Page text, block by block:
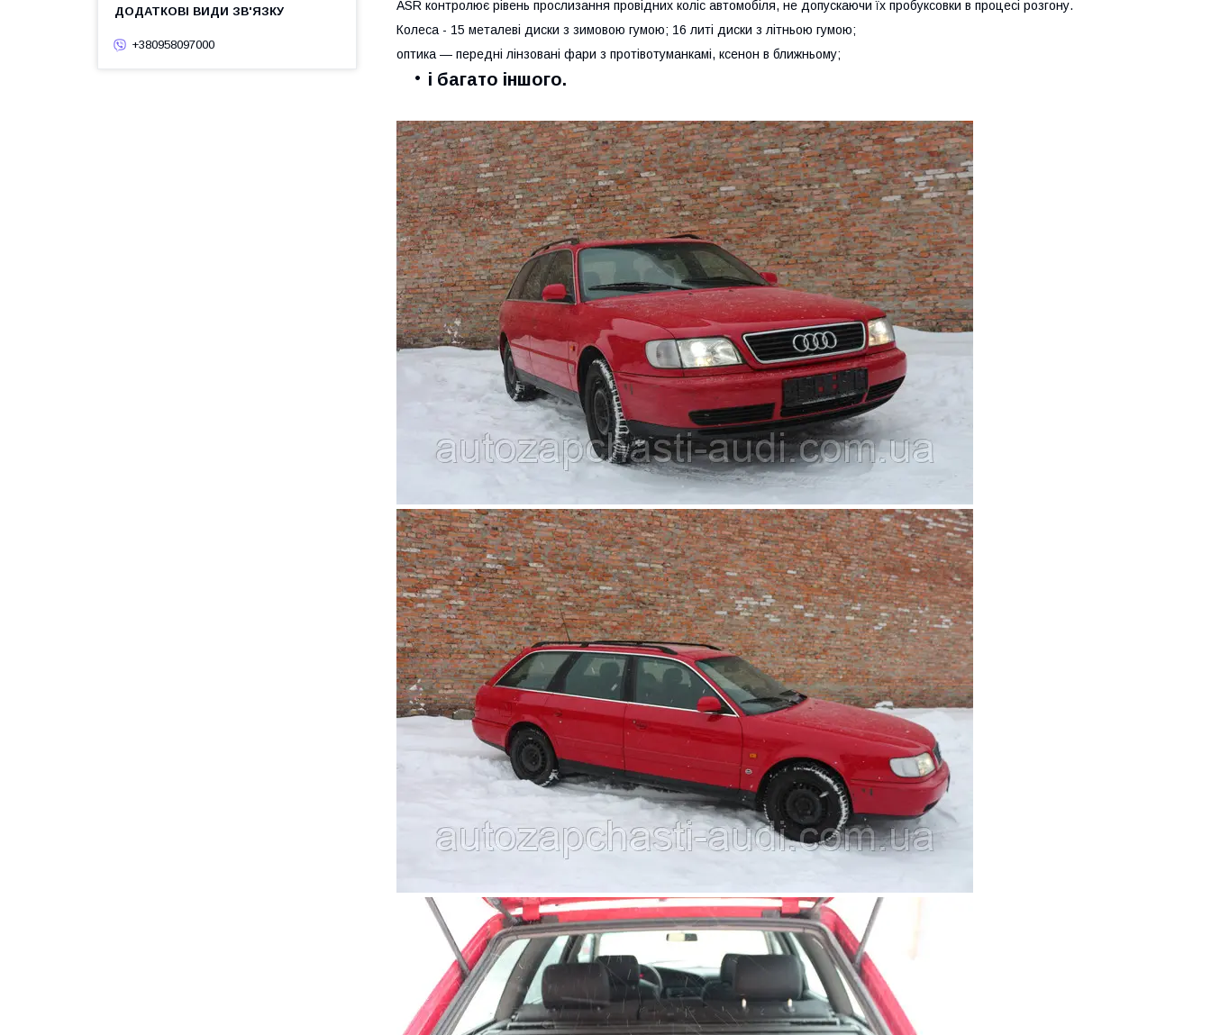
ASR контролює рівень прослизання провідних коліс автомобіля, не допускаючи їх пробуксовки в процесі розгону.
Колеса - 15 металеві диски з зимовою гумою; 16 литі диски з літньою гумою;
оптика ― передні лінзовані фари з протівотуманкамі, ксенон в ближньому;
і багато іншого.
+380958097000